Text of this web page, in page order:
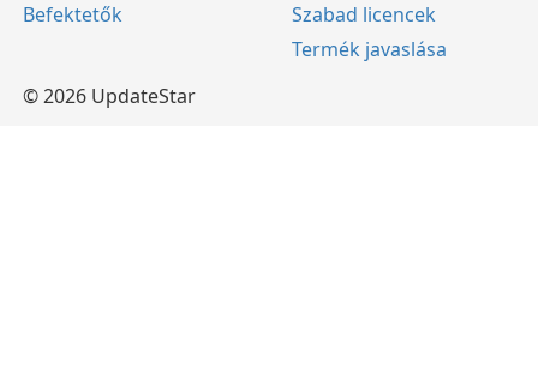
Befektetők
Szabad licencek
Termék javaslása
© 2026 UpdateStar